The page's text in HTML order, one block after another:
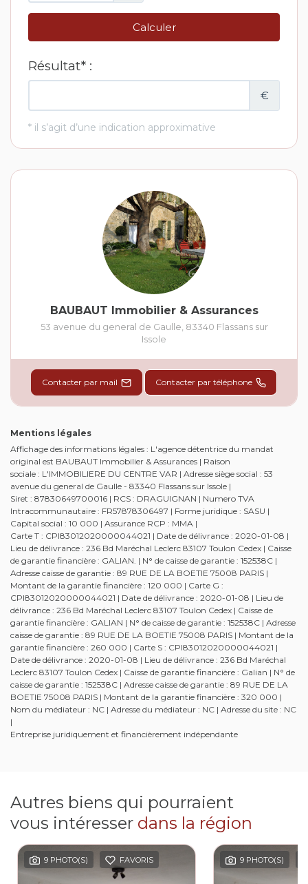
BAUBAUT Immobilier & Assurances
53 avenue du general de Gaulle 83340 Flassans sur
Issole
Contacter par mail Contacter par téléphone
Mentions légales
Affichage des informations légales : L'agence détentrice du mandat
original est BAUBAUT Immobilier & Assurances | Raison
sociale : L'IMMOBILIERE DU CENTRE VAR | Adresse siège social : 53
avenue du general de Gaulle - 83340 Flassans sur Issole |
Siret : 87830649700016 | RCS : DRAGUIGNAN | Numero TVA
Intracommunautaire : FR57878306497 | Forme juridique : SASU |
Capital social : 10 000 | Assurance RCP : MMA |
Carte T : CPI83012020000044021 | Date de délivrance : 2020-01-08 |
Lieu de délivrance : 236 Bd Maréchal Leclerc 83107 Toulon Cedex | Caisse
de garantie financière : GALIAN. | N° de caisse de garantie : 152538C |
Adresse caisse de garantie : 89 RUE DE LA BOETIE 75008 PARIS |
Montant de la garantie financière : 120 000 | Carte G :
CPI83012020000044021 | Date de délivrance : 2020-01-08 | Lieu de
délivrance : 236 Bd Maréchal Leclerc 83107 Toulon Cedex | Caisse de
garantie financière : GALIAN | N° de caisse de garantie : 152538C | Adresse
caisse de garantie : 89 RUE DE LA BOETIE 75008 PARIS | Montant de la
garantie financière : 260 000 | Carte S : CPI83012020000044021 |
Date de délivrance : 2020-01-08 | Lieu de délivrance : 236 Bd Maréchal
Leclerc 83107 Toulon Cedex | Caisse de garantie financière : Galian | N° de
caisse de garantie : 152538C | Adresse caisse de garantie : 89 RUE DE LA
BOETIE 75008 PARIS | Montant de la garantie financière : 320 000 |
Nom du médiateur : NC | Adresse du médiateur : NC | Adresse du site : NC
|
Entreprise juridiquement et financièrement indépendante
Autres biens qui pourraient
vous intéresser dans la région
9 PHOTO(S) FAVORIS 9 PHOTO(S)